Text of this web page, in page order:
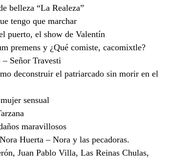
belleza “La Realeza”
tengo que marchar
puerto, el show de Valentín
premens y ¿Qué comiste, cacomixtle?
Señor Travesti
deconstruir el patriarcado sin morir en el
sensual
maravillosos
Huerta – Nora y las pecadoras.
Juan Pablo Villa, Las Reinas Chulas,